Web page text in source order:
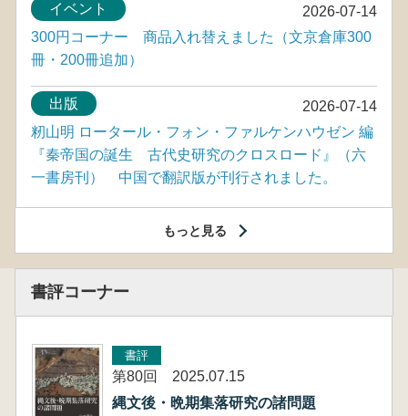
2026-07-14
イベント
300円コーナー 商品入れ替えました（文京倉庫300
冊・200冊追加）
2026-07-14
出版
籾山明 ロータール・フォン・ファルケンハウゼン 編
『秦帝国の誕生 古代史研究のクロスロード』（六
一書房刊） 中国で翻訳版が刊行されました。
もっと見る
書評コーナー
書評
第80回 2025.07.15
縄文後・晩期集落研究の諸問題